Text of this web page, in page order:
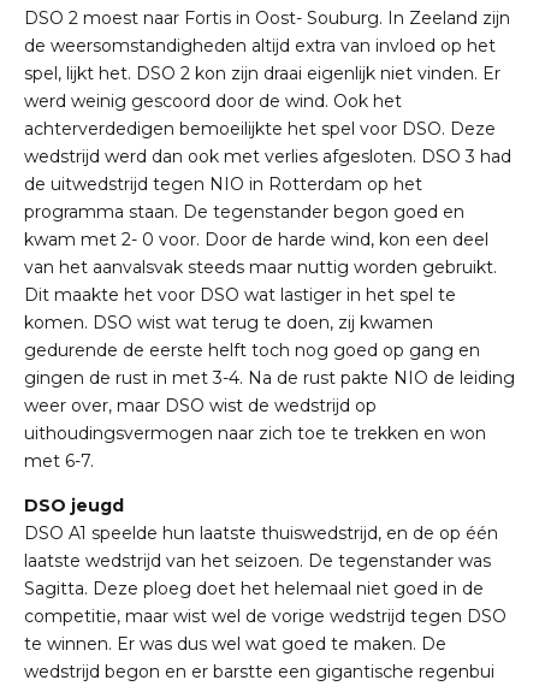
DSO 2 moest naar Fortis in Oost- Souburg. In Zeeland zijn
de weersomstandigheden altijd extra van invloed op het
spel, lijkt het. DSO 2 kon zijn draai eigenlijk niet vinden. Er
werd weinig gescoord door de wind. Ook het
achterverdedigen bemoeilijkte het spel voor DSO. Deze
wedstrijd werd dan ook met verlies afgesloten. DSO 3 had
de uitwedstrijd tegen NIO in Rotterdam op het
programma staan. De tegenstander begon goed en
kwam met 2- 0 voor. Door de harde wind, kon een deel
van het aanvalsvak steeds maar nuttig worden gebruikt.
Dit maakte het voor DSO wat lastiger in het spel te
komen. DSO wist wat terug te doen, zij kwamen
gedurende de eerste helft toch nog goed op gang en
gingen de rust in met 3-4. Na de rust pakte NIO de leiding
weer over, maar DSO wist de wedstrijd op
uithoudingsvermogen naar zich toe te trekken en won
met 6-7.
DSO jeugd
DSO A1 speelde hun laatste thuiswedstrijd, en de op één
laatste wedstrijd van het seizoen. De tegenstander was
Sagitta. Deze ploeg doet het helemaal niet goed in de
competitie, maar wist wel de vorige wedstrijd tegen DSO
te winnen. Er was dus wel wat goed te maken. De
wedstrijd begon en er barstte een gigantische regenbui